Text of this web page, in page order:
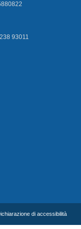
93011
di accessibilità